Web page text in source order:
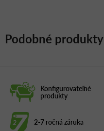
Konfigurovateľné
produkty
2-7 ročná záruka
Podobné produkty